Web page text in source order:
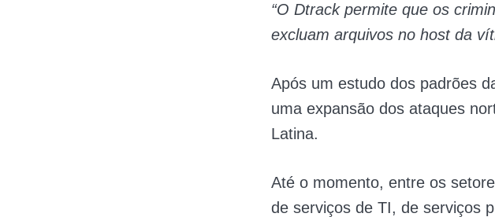
“O Dtrack permite que os
excluam arquivos no host da
Após um estudo dos padrões
uma expansão dos ataques
Latina.
Até o momento, entre os
de serviços de TI, de serviços